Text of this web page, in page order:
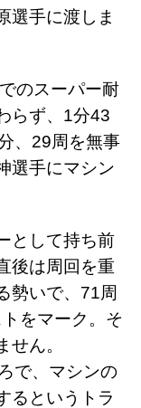
選手に渡しま
のスーパー耐
らず、1分43
、29周を無事
選手にマシン
として持ち前
後は周回を重
勢いで、71周
をマーク。そ
ん。
で、マシンの
るというトラ